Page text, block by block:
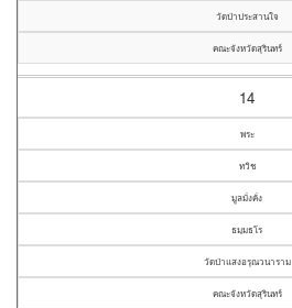
วัดป่าประสานใจ
คณะจังหวัดสุรินทร์
14
พระ
ทวิช
มูลมั่งคั่ง
ธมฺมธโร
วัดป่าแสงอรุณวนาราม
คณะจังหวัดสุรินทร์